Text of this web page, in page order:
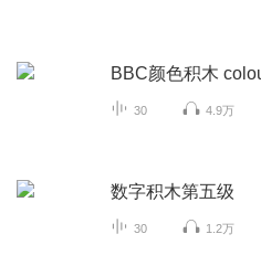
BBC颜色积木
30 4.9万
数字积木第五级
30 1.2万